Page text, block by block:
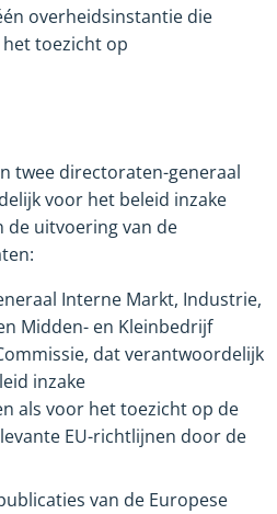
overheidsinstantie die
toezicht op
twee directoraten-generaal
voor het beleid inzake
uitvoering van de
Interne Markt, Industrie,
Midden- en Kleinbedrijf
dat verantwoordelijk
inzake
als voor het toezicht op de
EU-richtlijnen door de
van de Europese